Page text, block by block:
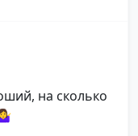
на сколько